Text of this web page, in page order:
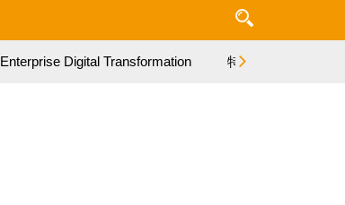
Enterprise Digital Transformation 特集